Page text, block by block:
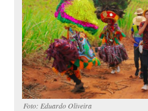
Foto: Eduardo Oliveira